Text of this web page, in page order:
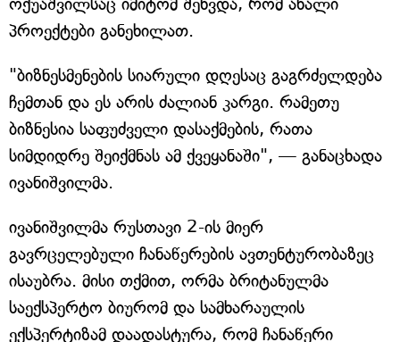
პროექტები განეხილათ.
"ბიზნესმენების სიარული დღესაც გაგრძელდება
ჩემთან და ეს არის ძალიან კარგი. რამეთუ
ბიზნესია საფუძველი დასაქმების, რათა
სიმდიდრე შეიქმნას ამ ქვეყანაში", — განაცხადა
ივანიშვილმა.
ივანიშვილმა რუსთავი 2-ის მიერ
გავრცელებული ჩანაწერების ავთენტურობაზეც
ისაუბრა. მისი თქმით, ორმა ბრიტანულმა
საექსპერტო ბიურომ და სამხარაულის
ექსპერტიზამ დაადასტურა, რომ ჩანაწერი